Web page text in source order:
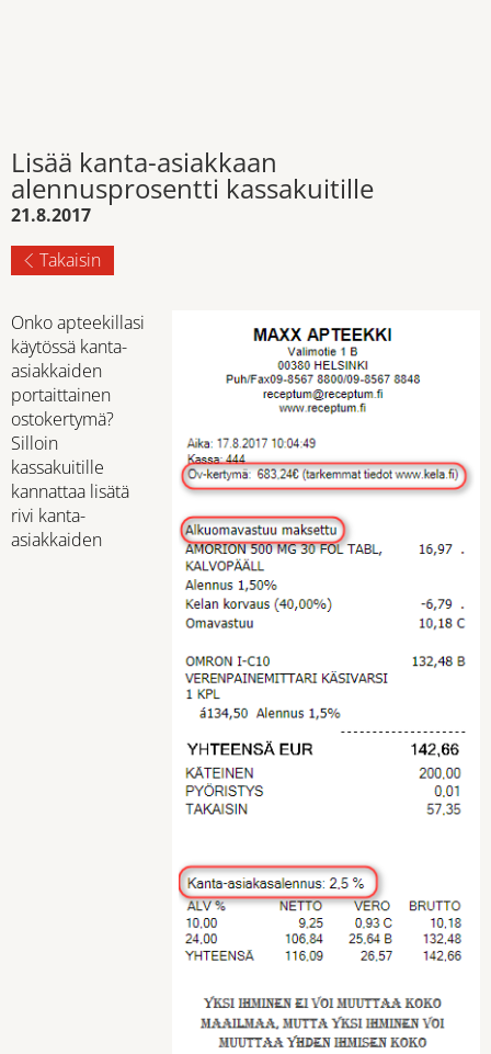
Lisää kanta-asiakkaan
alennusprosentti kassakuitille
21.8.2017
Takaisin
Onko apteekillasi
käytössä kanta-
asiakkaiden
portaittainen
ostokertymä?
Silloin
kassakuitille
kannattaa lisätä
rivi kanta-
asiakkaiden